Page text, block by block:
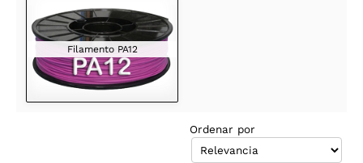
Filamento PA12
Ordenar por